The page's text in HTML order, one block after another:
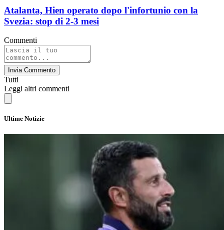
Atalanta, Hien operato dopo l'infortunio con la
Svezia: stop di 2-3 mesi
Commenti
Invia Commento
Tutti
Leggi altri commenti
Ultime Notizie